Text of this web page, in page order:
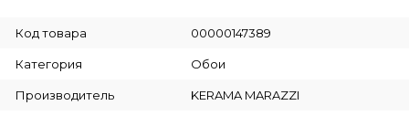
Код товара 00000147389
Категория Обои
Производитель KERAMA MARAZZI